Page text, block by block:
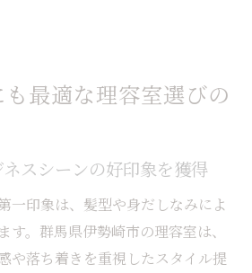
も最適な理容室選びの
スシーンの好印象を獲得
一印象は、髪型や身だしなみによ
す。群馬県伊勢崎市の理容室は、
や落ち着きを重視したスタイル提